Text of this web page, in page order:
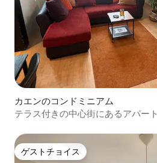
カエンのコンドミニアム
テラス付きの中心街にあるアパート
ゲストチョイス
ゲストチョイス